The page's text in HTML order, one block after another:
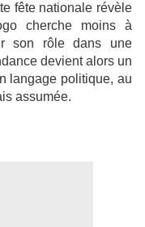
fête nationale révèle
cherche moins à
son rôle dans une
devient alors un
langage politique, au
assumée.